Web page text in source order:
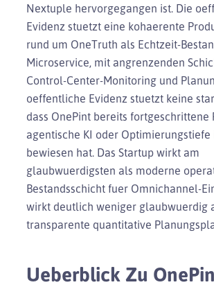
Nextuple hervorgegangen ist. Die
Evidenz stuetzt eine kohaerente
rund um OneTruth als Echtzeit-
Microservice, mit angrenzenden
Control-Center-Monitoring und
oeffentliche Evidenz stuetzt keine
dass OnePint bereits fortgeschrittene
agentische KI oder Optimierungstiefe
bewiesen hat. Das Startup wirkt am
glaubwuerdigsten als moderne
Bestandsschicht fuer Omnichannel-
wirkt deutlich weniger glaubwuerdig
transparente quantitative
Ueberblick Zu